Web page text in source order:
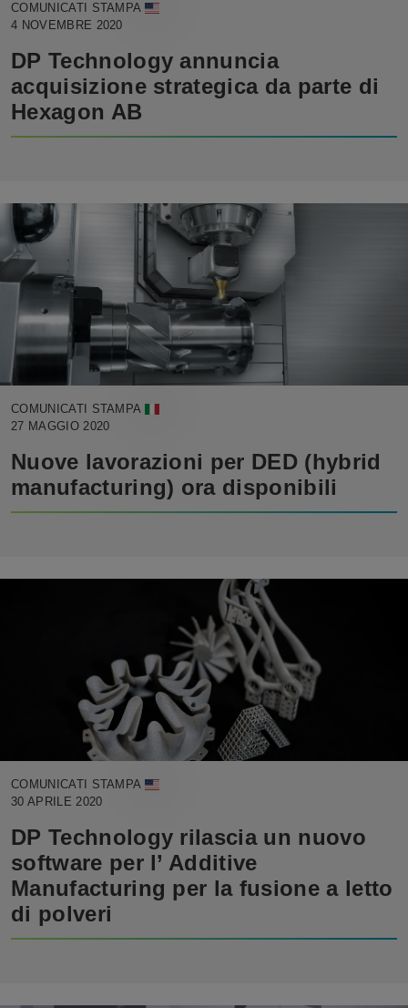
COMUNICATI STAMPA
4 NOVEMBRE 2020
DP Technology annuncia
acquisizione strategica da parte di
Hexagon AB
COMUNICATI STAMPA
27 MAGGIO 2020
Nuove lavorazioni per DED (hybrid
manufacturing) ora disponibili
COMUNICATI STAMPA
30 APRILE 2020
DP Technology rilascia un nuovo
software per l’ Additive
Manufacturing per la fusione a letto
di polveri